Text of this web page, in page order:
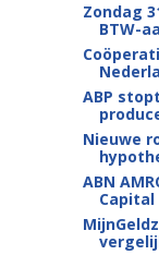
Zondag
BTW-
ABP
Nieuwe
ABN